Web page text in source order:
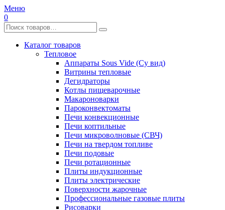
Меню
0
Каталог товаров
Тепловое
Аппараты Sous Vide (Су вид)
Витрины тепловые
Дегидраторы
Котлы пищеварочные
Макароноварки
Пароконвектоматы
Печи конвекционные
Печи коптильные
Печи микроволновые (СВЧ)
Печи на твердом топливе
Печи подовые
Печи ротационные
Плиты индукционные
Плиты электрические
Поверхности жарочные
Профессиональные газовые плиты
Рисоварки